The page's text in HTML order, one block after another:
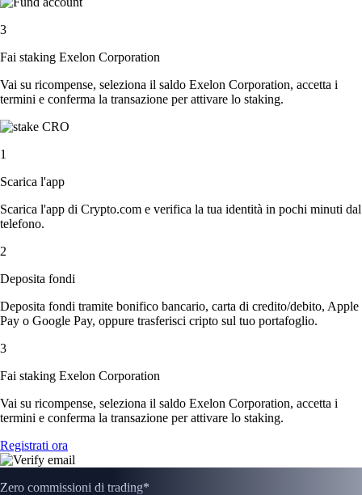
3
Fai staking Exelon Corporation
Vai su ricompense, seleziona il saldo Exelon Corporation, accetta i
termini e conferma la transazione per attivare lo staking.
1
Scarica l'app
Scarica l'app di Crypto.com e verifica la tua identità in pochi minuti dal
telefono.
2
Deposita fondi
Deposita fondi tramite bonifico bancario, carta di credito/debito, Apple
Pay o Google Pay, oppure trasferisci cripto sul tuo portafoglio.
3
Fai staking Exelon Corporation
Vai su ricompense, seleziona il saldo Exelon Corporation, accetta i
termini e conferma la transazione per attivare lo staking.
Registrati ora
Zero commissioni di trading*